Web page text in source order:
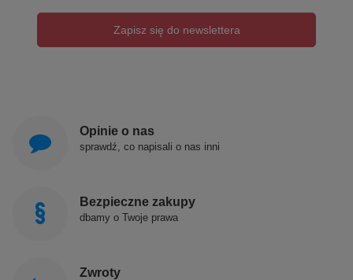
Zapisz się do newslettera
Opinie o nas
sprawdź, co napisali o nas inni
Bezpieczne zakupy
dbamy o Twoje prawa
Zwroty